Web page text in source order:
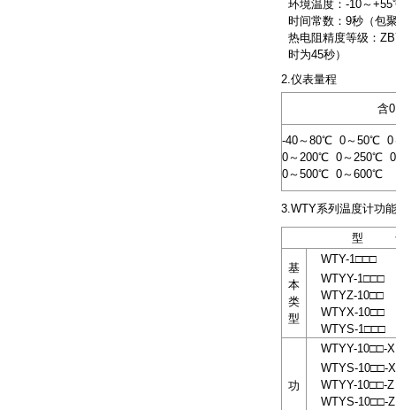
环境温度：-10～
时间常数：9秒（包
热电阻精度等级：
时为45秒）
2.仪表量程
含
-40～80℃ 0～50℃
0～200℃ 0～250℃
0～500℃ 0～600℃
3.WTY系列温度计功
型
基
本
类
型
WTY-1□□□
WTYY-1□□□
WTYZ-10□□
WTYX-10□□
WTYS-1□□□
功
WTYY-10□□-X
WTYS-10□□-X
WTYY-10□□-Z
WTYS-10□□-Z